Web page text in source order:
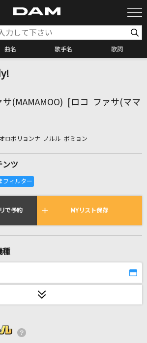
曲名 歌手名 歌詞
カラオケ店舗検索
カラオケリクエスト
全国りれき
サ(MAMAMOO) [ロコ ファサ(ママ
ロボリョンナ ノルル ポミョン
ンツ
で予約 MYリスト保存
種